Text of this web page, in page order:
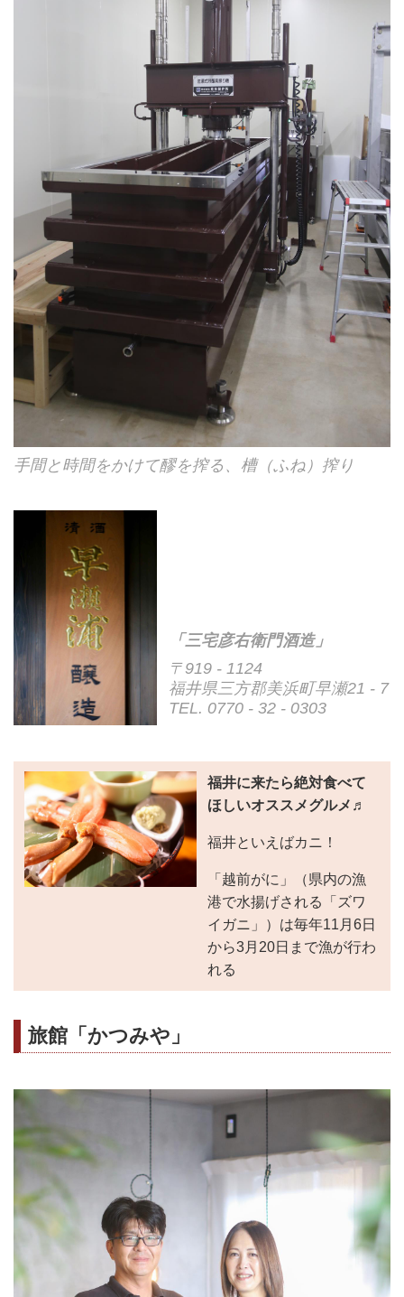
手間と時間をかけて醪を搾る、槽（ふね）搾り
「三宅彦右衛門酒造」
〒919 - 1124
福井県三方郡美浜町早瀬21 - 7
TEL. 0770 - 32 - 0303
福井に来たら絶対食べて
ほしいオススメグルメ♬
福井といえばカニ！
「越前がに」（県内の漁
港で水揚げされる「ズワ
イガニ」）は毎年11月6日
から3月20日まで漁が行わ
れる
旅館「かつみや」